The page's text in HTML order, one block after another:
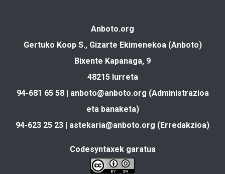
Anboto.org
Gertuko Koop S., Gizarte Ekimenekoa (Anboto)
Bixente Kapanaga, 9
48215 Iurreta
94-681 65 58 | anboto@anboto.org (Administrazioa
eta banaketa)
94-623 25 23 | astekaria@anboto.org (Erredakzioa)
Codesyntaxek garatua